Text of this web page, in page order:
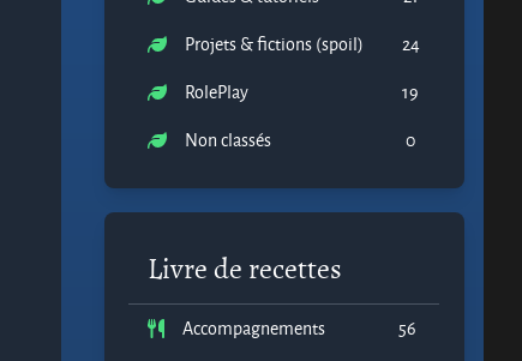
Projets & fictions (spoil)
24
RolePlay
19
Non classés
0
Livre de recettes
Accompagnements
56